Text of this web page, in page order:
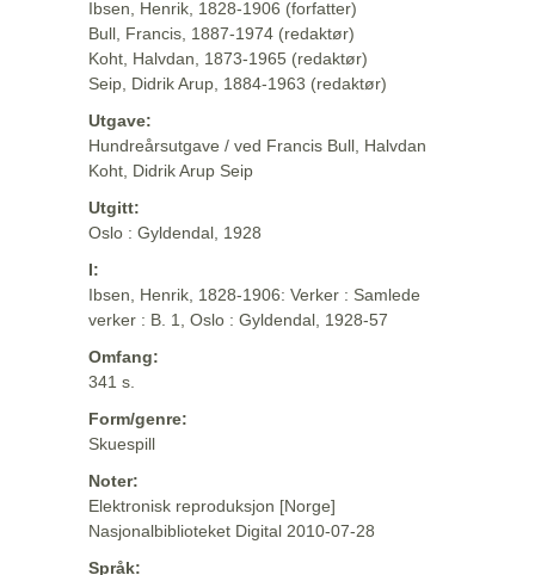
Ibsen, Henrik, 1828-1906 (forfatter)
Bull, Francis, 1887-1974 (redaktør)
Koht, Halvdan, 1873-1965 (redaktør)
Seip, Didrik Arup, 1884-1963 (redaktør)
Utgave:
Hundreårsutgave / ved Francis Bull, Halvdan
Koht, Didrik Arup Seip
Utgitt:
Oslo : Gyldendal, 1928
I:
Ibsen, Henrik, 1828-1906: Verker : Samlede
verker : B. 1, Oslo : Gyldendal, 1928-57
Omfang:
341 s.
Form/genre:
Skuespill
Noter:
Elektronisk reproduksjon [Norge]
Nasjonalbiblioteket Digital 2010-07-28
Språk: